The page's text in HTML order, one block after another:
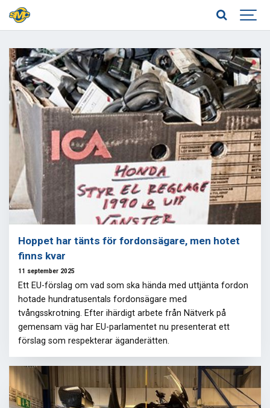
Hoppet har tänts för fordonsägare, men hotet
finns kvar
11 september 2025
Ett EU-förslag om vad som ska hända med uttjänta fordon
hotade hundratusentals fordonsägare med
tvångsskrotning. Efter ihärdigt arbete från Nätverk på
gemensam väg har EU-parlamentet nu presenterat ett
förslag som respekterar äganderätten.